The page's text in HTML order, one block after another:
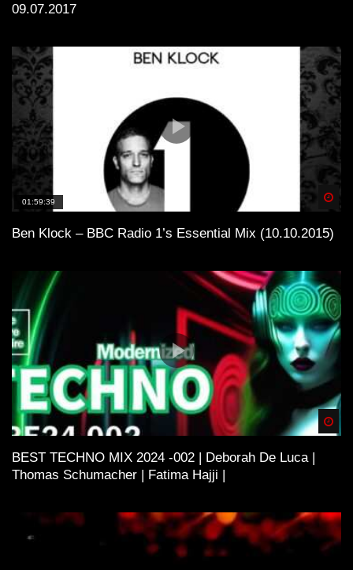
09.07.2017
01:59:39
Ben Klock – BBC Radio 1’s Essential Mix (10.10.2015)
BEST TECHNO MIX 2024 -002 | Deborah De Luca |
Thomas Schumacher | Fatima Hajji |